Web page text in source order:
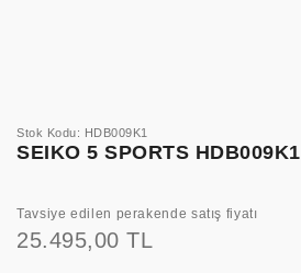
Stok Kodu: HDB009K1
SEIKO 5 SPORTS HDB009K1
Tavsiye edilen perakende satış fiyatı
25.495,00 TL